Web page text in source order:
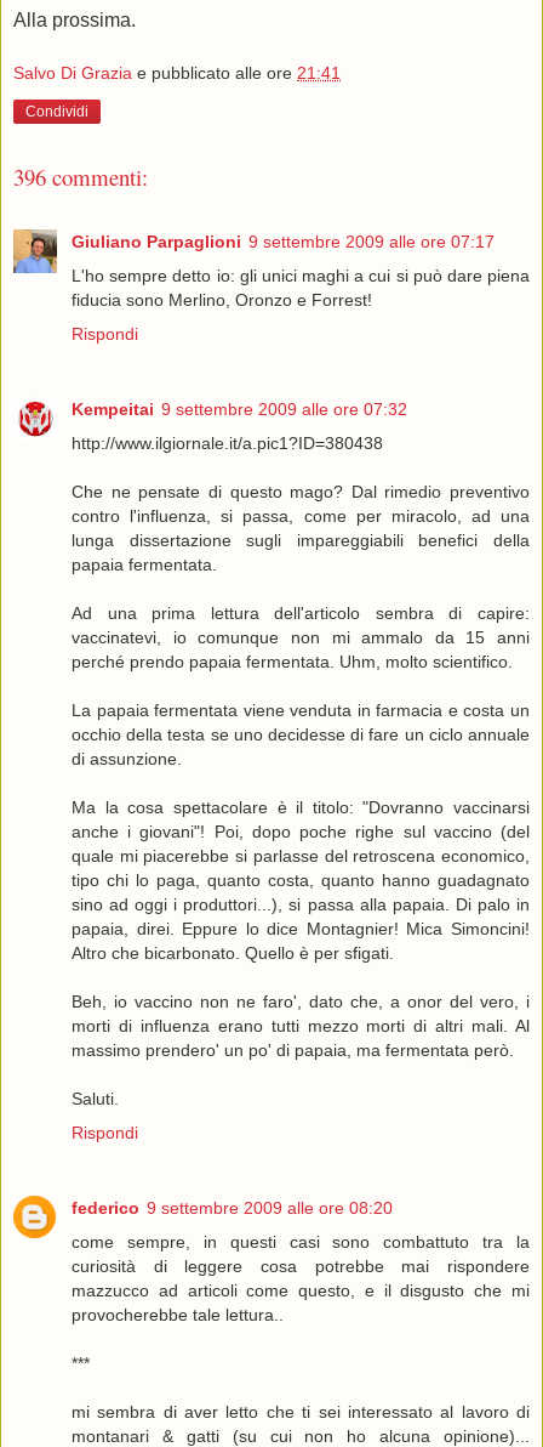
Alla prossima.
Salvo Di Grazia e pubblicato alle ore 21:41
Condividi
396 commenti:
Giuliano Parpaglioni 9 settembre 2009 alle ore 07:17
L'ho sempre detto io: gli unici maghi a cui si può dare piena
fiducia sono Merlino, Oronzo e Forrest!
Rispondi
Kempeitai 9 settembre 2009 alle ore 07:32
http://www.ilgiornale.it/a.pic1?ID=380438
Che ne pensate di questo mago? Dal rimedio preventivo
contro l'influenza, si passa, come per miracolo, ad una
lunga dissertazione sugli impareggiabili benefici della
papaia fermentata.
Ad una prima lettura dell'articolo sembra di capire:
vaccinatevi, io comunque non mi ammalo da 15 anni
perché prendo papaia fermentata. Uhm, molto scientifico.
La papaia fermentata viene venduta in farmacia e costa un
occhio della testa se uno decidesse di fare un ciclo annuale
di assunzione.
Ma la cosa spettacolare è il titolo: "Dovranno vaccinarsi
anche i giovani"! Poi, dopo poche righe sul vaccino (del
quale mi piacerebbe si parlasse del retroscena economico,
tipo chi lo paga, quanto costa, quanto hanno guadagnato
sino ad oggi i produttori...), si passa alla papaia. Di palo in
papaia, direi. Eppure lo dice Montagnier! Mica Simoncini!
Altro che bicarbonato. Quello è per sfigati.
Beh, io vaccino non ne faro', dato che, a onor del vero, i
morti di influenza erano tutti mezzo morti di altri mali. Al
massimo prendero' un po' di papaia, ma fermentata però.
Saluti.
Rispondi
federico 9 settembre 2009 alle ore 08:20
come sempre, in questi casi sono combattuto tra la
curiosità di leggere cosa potrebbe mai rispondere
mazzucco ad articoli come questo, e il disgusto che mi
provocherebbe tale lettura..
***
mi sembra di aver letto che ti sei interessato al lavoro di
montanari & gatti (su cui non ho alcuna opinione)...